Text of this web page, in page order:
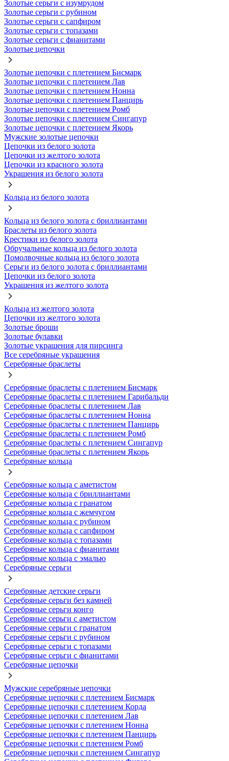
Золотые серьги с изумрудом
Золотые серьги с рубином
Золотые серьги с сапфиром
Золотые серьги с топазами
Золотые серьги с фианитами
Золотые цепочки
Золотые цепочки с плетением Бисмарк
Золотые цепочки с плетением Лав
Золотые цепочки с плетением Нонна
Золотые цепочки с плетением Панцирь
Золотые цепочки с плетением Ромб
Золотые цепочки с плетением Сингапур
Золотые цепочки с плетением Якорь
Мужские золотые цепочки
Цепочки из белого золота
Цепочки из желтого золота
Цепочки из красного золота
Украшения из белого золота
Кольца из белого золота
Кольца из белого золота с бриллиантами
Браслеты из белого золота
Крестики из белого золота
Обручальные кольца из белого золота
Помолвочные кольца из белого золота
Серьги из белого золота с бриллиантами
Цепочки из белого золота
Украшения из желтого золота
Кольца из желтого золота
Цепочки из желтого золота
Золотые броши
Золотые булавки
Золотые украшения для пирсинга
Все серебряные украшения
Серебряные браслеты
Серебряные браслеты с плетением Бисмарк
Серебряные браслеты с плетением Гарибальди
Серебряные браслеты с плетением Лав
Серебряные браслеты с плетением Нонна
Серебряные браслеты с плетением Панцирь
Серебряные браслеты с плетением Ромб
Серебряные браслеты с плетением Сингапур
Серебряные браслеты с плетением Якорь
Серебряные кольца
Серебряные кольца с аметистом
Серебряные кольца с бриллиантами
Серебряные кольца с гранатом
Серебряные кольца с жемчугом
Серебряные кольца с рубином
Серебряные кольца с сапфиром
Серебряные кольца с топазами
Серебряные кольца с фианитами
Серебряные кольца с эмалью
Серебряные серьги
Серебряные детские серьги
Серебряные серьги без камней
Серебряные серьги конго
Серебряные серьги с аметистом
Серебряные серьги с гранатом
Серебряные серьги с рубином
Серебряные серьги с топазами
Серебряные серьги с фианитами
Серебряные цепочки
Мужские серебряные цепочки
Серебряные цепочки с плетением Бисмарк
Серебряные цепочки с плетением Корда
Серебряные цепочки с плетением Лав
Серебряные цепочки с плетением Нонна
Серебряные цепочки с плетением Панцирь
Серебряные цепочки с плетением Ромб
Серебряные цепочки с плетением Сингапур